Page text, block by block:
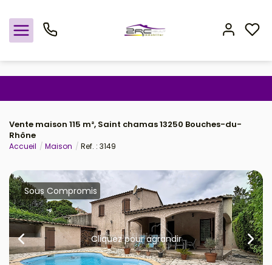
Nos offres
Notre agence
Avis clients
Estimation
Avis clients
Vente maison 115 m², Saint chamas 13250 Bouches-du-
Rhône
Accueil Maison Ref. : 3149
Sous Compromis
Cliquez pour agrandir